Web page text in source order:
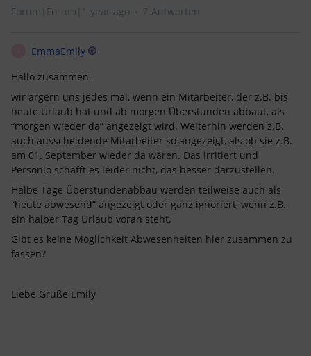
Forum|Forum|1 year ago 2 Antworten
EmmaEmily
Hallo zusammen,
wir ärgern uns jedes mal, wenn ein Mitarbeiter, der z.B. bis
heute Urlaub hat und ab morgen Überstunden abbaut, als
“morgen wieder da” angezeigt wird. Weiterhin werden z.B.
auch ausscheidende Mitarbeiter so angezeigt, als ob sie z.B.
am 01. September wieder da wären. Das irritiert und
Personio schafft es leider nicht, das besser darzustellen.
Halbe Tage Überstundenabbau werden teilweise auch als
“heute abwesend” angezeigt oder ganz ignoriert, wenn z.B.
ein halber Tag Urlaub voran steht.
Gibt es keine Möglichkeit Abwesenheiten hier zusammen zu
fassen?
Liebe Grüße Emily